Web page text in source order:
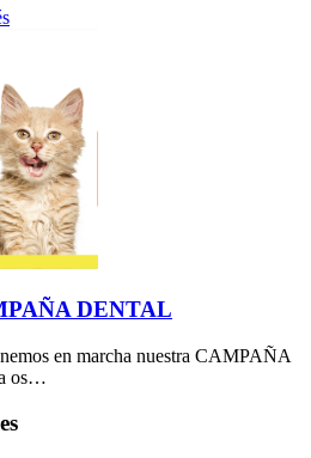
DENTAL
en marcha nuestra CAMPAÑA
os…